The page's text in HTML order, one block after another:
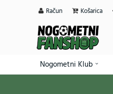
Račun Košarica
Nogometni Klub